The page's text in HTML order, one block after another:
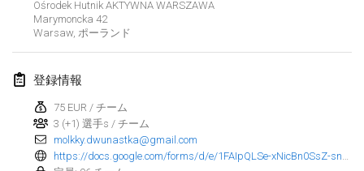
Ośrodek Hutnik AKTYWNA WARSZAWA
Marymoncka 42
Warsaw, ポーランド
登録情報
75 EUR / チーム
3 (+1) 選手s / チーム
molkky.dwunastka@gmail.com
2023年2月
Open Grégorien
2023年2月4日
SingeliDuppeli
2023年2月4日 | フィンランド